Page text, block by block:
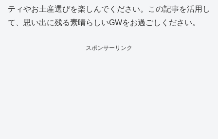
ティやお土産選びを楽しんでください。この記事を活用し
て、思い出に残る素晴らしいGWをお過ごしください。
スポンサーリンク